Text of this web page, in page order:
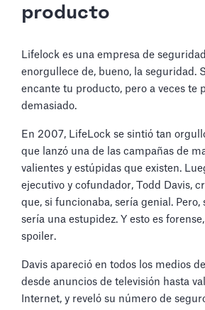
producto
Lifelock es una empresa de
enorgullece de, bueno, la seguridad.
encante tu producto, pero a veces te
demasiado.
En 2007, LifeLock se sintió tan
que lanzó una de las campañas de
valientes y estúpidas que existen.
ejecutivo y cofundador, Todd Davis,
que, si funcionaba, sería genial. Pero,
sería una estupidez. Y esto es
spoiler.
Davis apareció en todos los medios
desde anuncios de televisión hasta
Internet, y reveló su número de